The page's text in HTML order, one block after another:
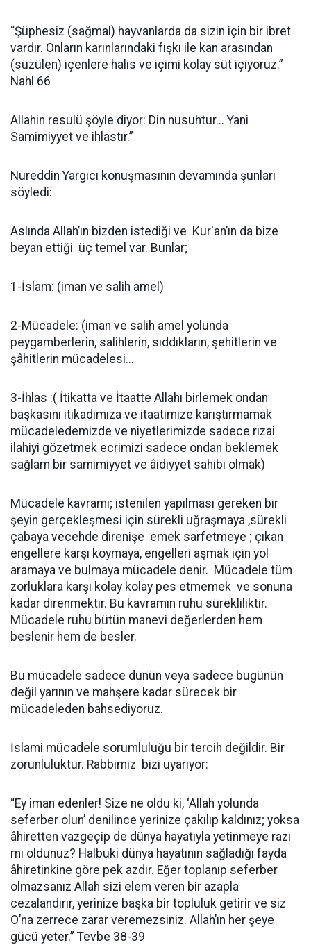
“Şüphesiz (sağmal) hayvanlarda da sizin için bir ibret
vardır. Onların karınlarındaki fışkı ile kan arasından
(süzülen) içenlere halis ve içimi kolay süt içiyoruz.”
Nahl 66
Allahin resulü şöyle diyor: Din nusuhtur... Yani
Samimiyyet ve ihlastır.”
Nureddin Yargıcı konuşmasının devamında şunları
söyledi:
Aslında Allah’ın bizden istediği ve Kur'an’ın da bize
beyan ettiği üç temel var. Bunlar;
1-İslam: (iman ve salih amel)
2-Mücadele: (iman ve salih amel yolunda
peygamberlerin, salihlerin, sıddıkların, şehitlerin ve
şâhitlerin mücadelesi...
3-İhlas :( İtikatta ve İtaatte Allahı birlemek ondan
başkasını itikadımıza ve itaatimize karıştırmamak
mücadeledemizde ve niyetlerimizde sadece rızai
ilahiyi gözetmek ecrimizi sadece ondan beklemek
sağlam bir samimiyyet ve âidiyyet sahibi olmak)
Mücadele kavramı; istenilen yapılması gereken bir
şeyin gerçekleşmesi için sürekli uğraşmaya ,sürekli
çabaya vecehde direnişe emek sarfetmeye ; çıkan
engellere karşı koymaya, engelleri aşmak için yol
aramaya ve bulmaya mücadele denir. Mücadele tüm
zorluklara karşı kolay kolay pes etmemek ve sonuna
kadar direnmektir. Bu kavramın ruhu sürekliliktir.
Mücadele ruhu bütün manevi değerlerden hem
beslenir hem de besler.
Bu mücadele sadece dünün veya sadece bugünün
değil yarının ve mahşere kadar sürecek bir
mücadeleden bahsediyoruz.
İslami mücadele sorumluluğu bir tercih değildir. Bir
zorunluluktur. Rabbimiz bizi uyarıyor:
“Ey iman edenler! Size ne oldu ki, ‘Allah yolunda
seferber olun’ denilince yerinize çakılıp kaldınız; yoksa
âhiretten vazgeçip de dünya hayatıyla yetinmeye razı
mı oldunuz? Halbuki dünya hayatının sağladığı fayda
âhiretinkine göre pek azdır. Eğer toplanıp seferber
olmazsanız Allah sizi elem veren bir azapla
cezalandırır, yerinize başka bir topluluk getirir ve siz
O’na zerrece zarar veremezsiniz. Allah’ın her şeye
gücü yeter.” Tevbe 38-39